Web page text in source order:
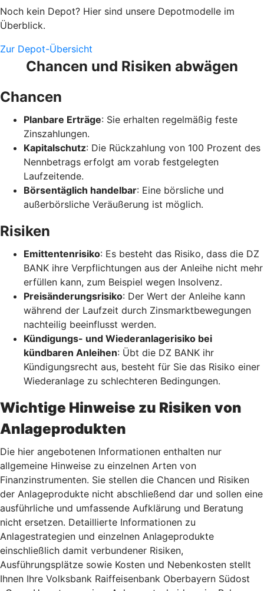
Noch kein Depot? Hier sind unsere Depotmodelle im
Überblick.
Zur Depot-Übersicht
Chancen und Risiken abwägen
Chancen
Planbare Erträge: Sie erhalten regelmäßig feste
Zinszahlungen.
Kapitalschutz: Die Rückzahlung von 100 Prozent des
Nennbetrags erfolgt am vorab festgelegten
Laufzeitende.
Börsentäglich handelbar: Eine börsliche und
außerbörsliche Veräußerung ist möglich.
Risiken
Emittentenrisiko: Es besteht das Risiko, dass die DZ
BANK ihre Verpflichtungen aus der Anleihe nicht mehr
erfüllen kann, zum Beispiel wegen Insolvenz.
Preisänderungsrisiko: Der Wert der Anleihe kann
während der Laufzeit durch Zinsmarktbewegungen
nachteilig beeinflusst werden.
Kündigungs- und Wiederanlagerisiko bei
kündbaren Anleihen: Übt die DZ BANK ihr
Kündigungsrecht aus, besteht für Sie das Risiko einer
Wiederanlage zu schlechteren Bedingungen.
Wichtige Hinweise zu Risiken von
Anlageprodukten
Die hier angebotenen Informationen enthalten nur
allgemeine Hinweise zu einzelnen Arten von
Finanzinstrumenten. Sie stellen die Chancen und Risiken
der Anlageprodukte nicht abschließend dar und sollen eine
ausführliche und umfassende Aufklärung und Beratung
nicht ersetzen. Detaillierte Informationen zu
Anlagestrategien und einzelnen Anlageprodukte
einschließlich damit verbundener Risiken,
Ausführungsplätze sowie Kosten und Nebenkosten stellt
Ihnen Ihre Volksbank Raiffeisenbank Oberbayern Südost